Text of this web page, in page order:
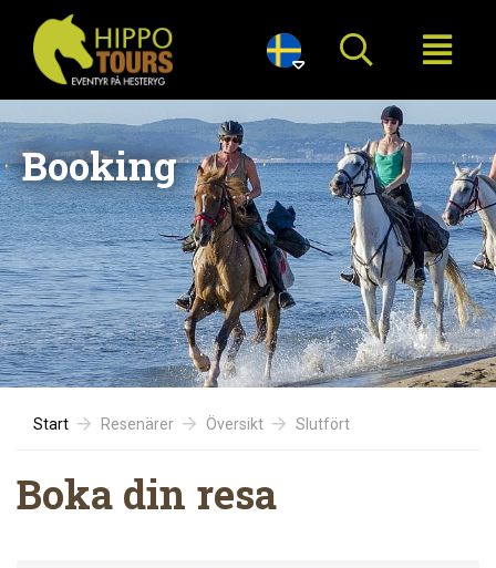

Booking
Start Resenärer Översikt Slutfört
Boka din resa